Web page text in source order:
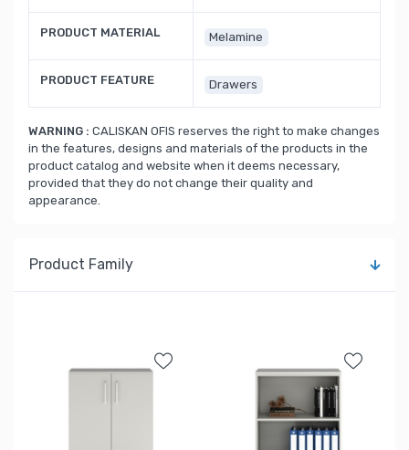
PRODUCT MATERIAL Melamine
PRODUCT FEATURE Drawers
WARNING : CALISKAN OFIS reserves the right to make changes
in the features, designs and materials of the products in the
product catalog and website when it deems necessary,
provided that they do not change their quality and
appearance.
Product Family